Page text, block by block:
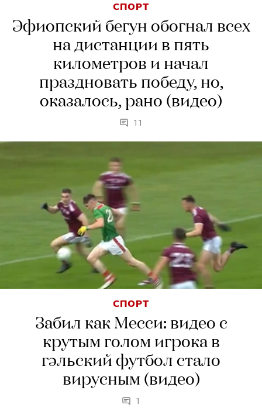
СПОРТ
Эфиопский бегун обогнал всех
на дистанции в пять
километров и начал
праздновать победу, но,
оказалось, рано (видео)
11
СПОРТ
Забил как Месси: видео с
крутым голом игрока в
гэльский футбол стало
вирусным (видео)
1